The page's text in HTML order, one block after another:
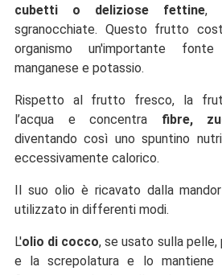
cubetti o deliziose fettine,
sgranocchiate. Questo frutto
organismo un'importante
manganese e potassio.
Rispetto al frutto fresco, la
l’acqua e concentra fibre,
diventando così uno spuntino
eccessivamente calorico.
Il suo olio è ricavato dalla
utilizzato in differenti modi.
L'olio di cocco, se usato sulla
e la screpolatura e lo mantiene